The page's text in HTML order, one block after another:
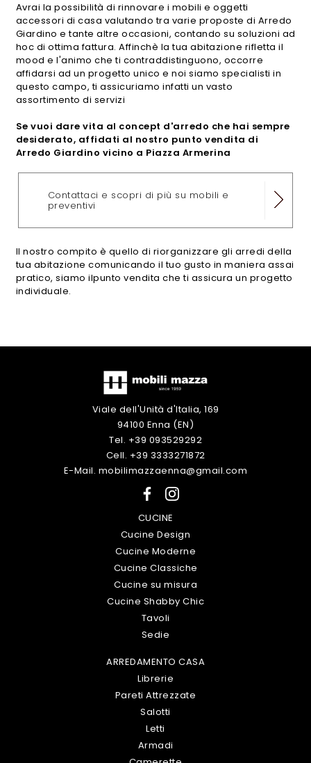
Avrai la possibilità di rinnovare i mobili e oggetti
accessori di casa valutando tra varie proposte di Arredo
Giardino e tante altre occasioni, contando su soluzioni ad
hoc di ottima fattura. Affinchè la tua abitazione rifletta il
mood e l'animo che ti contraddistinguono, occorre
affidarsi ad un progetto unico e noi siamo specialisti in
questo campo, ti assicuriamo infatti un vasto
assortimento di servizi
Se vuoi dare vita al concept d'arredo che hai sempre
desiderato, affidati al nostro punto vendita di
Arredo Giardino vicino a Piazza Armerina
Contattaci e scopri di più su mobili e
preventivi
Il nostro compito è quello di riorganizzare gli arredi della
tua abitazione comunicando il tuo gusto in maniera assai
pratico, siamo ilpunto vendita che ti assicura un progetto
individuale.
Viale dell'Unità d'Italia, 169
94100 Enna (EN)
Tel. +39 093529292
Cell. +39 3333271872
E-Mail. mobilimazzaenna@gmail.com
CUCINE
Cucine Design
Cucine Moderne
Cucine Classiche
Cucine su misura
Cucine Shabby Chic
Tavoli
Sedie
ARREDAMENTO CASA
Librerie
Pareti Attrezzate
Salotti
Letti
Armadi